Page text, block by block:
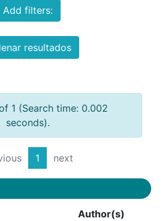
Add filters:
resultados
1 (Search time: 0.002
seconds).
1 next
Author(s)